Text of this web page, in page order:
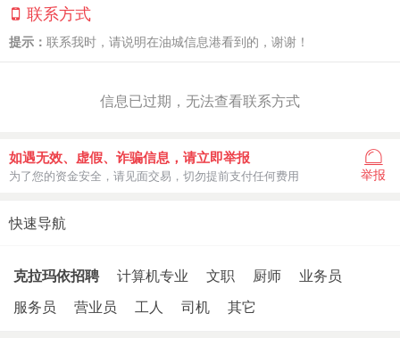
联系方式
提示： 联系我时，请说明在油城信息港看到的，谢谢！
信息已过期，无法查看联系方式
如遇无效、虚假、诈骗信息，请立即举报
为了您的资金安全，请见面交易，切勿提前支付任何费用 举报
快速导航
克拉玛依招聘 计算机专业 文职 厨师
业务员
服务员
营业员 工人 司机 其它